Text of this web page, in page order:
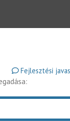
Fejlesztési